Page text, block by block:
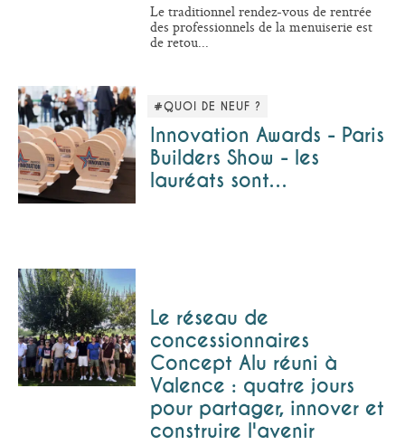
Le traditionnel rendez-vous de rentrée
des professionnels de la menuiserie est
de retou...
#QUOI DE NEUF ?
Innovation Awards - Paris
Builders Show - les
lauréats sont…
Le réseau de
concessionnaires
Concept Alu réuni à
Valence : quatre jours
pour partager, innover et
construire l'avenir